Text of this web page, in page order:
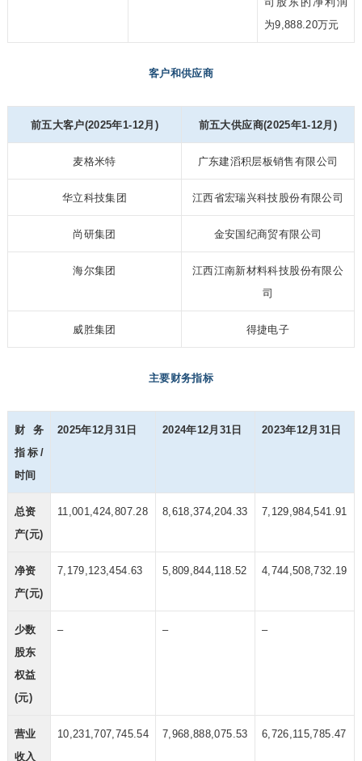
为9,888.20万元
客户和供应商
前五大客户(2025年1-12月) 前五大供应商(2025年1-12月)
麦格米特 广东建滔积层板销售有限公司
华立科技集团 江西省宏瑞兴科技股份有限公司
尚研集团 金安国纪商贸有限公司
海尔集团
江西江南新材料科技股份有限公
司
威胜集团 得捷电子
主要财务指标
财务
指标/
时间
2025年12月31日 2024年12月31日 2023年12月31日
总资
产(元)
11,001,424,807.28 8,618,374,204.33 7,129,984,541.91
净资
产(元)
7,179,123,454.63 5,809,844,118.52 4,744,508,732.19
少数
股东
权益
(元)
– – –
营业
收入
10,231,707,745.54 7,968,888,075.53 6,726,115,785.47